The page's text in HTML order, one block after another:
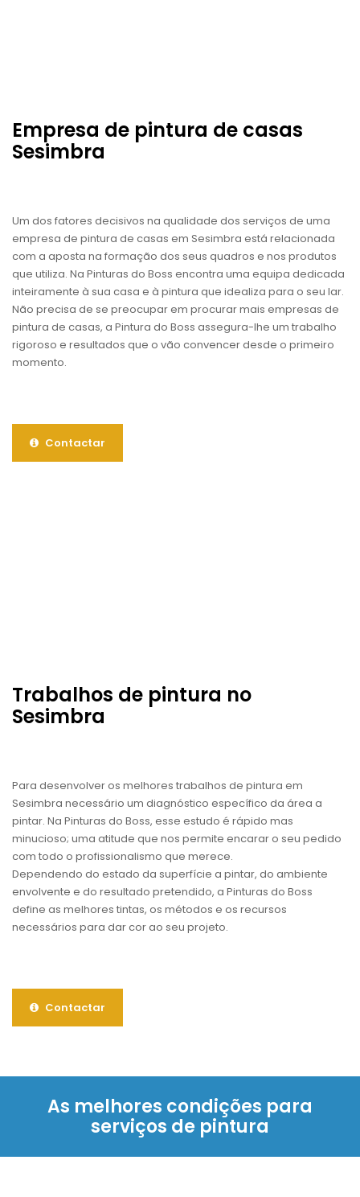
Empresa de pintura de casas
Sesimbra
Um dos fatores decisivos na qualidade dos serviços de uma
empresa de pintura de casas em Sesimbra está relacionada
com a aposta na formação dos seus quadros e nos produtos
que utiliza. Na Pinturas do Boss encontra uma equipa dedicada
inteiramente à sua casa e à pintura que idealiza para o seu lar.
Não precisa de se preocupar em procurar mais empresas de
pintura de casas, a Pintura do Boss assegura-lhe um trabalho
rigoroso e resultados que o vão convencer desde o primeiro
momento.
Contactar
Trabalhos de pintura no
Sesimbra
Para desenvolver os melhores trabalhos de pintura em
Sesimbra necessário um diagnóstico específico da área a
pintar. Na Pinturas do Boss, esse estudo é rápido mas
minucioso; uma atitude que nos permite encarar o seu pedido
com todo o profissionalismo que merece.
Dependendo do estado da superfície a pintar, do ambiente
envolvente e do resultado pretendido, a Pinturas do Boss
define as melhores tintas, os métodos e os recursos
necessários para dar cor ao seu projeto.
Contactar
As melhores condições para
serviços de pintura